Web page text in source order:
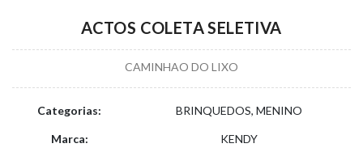
ACTOS COLETA SELETIVA
CAMINHAO DO LIXO
Categorias: BRINQUEDOS, MENINO
Marca: KENDY